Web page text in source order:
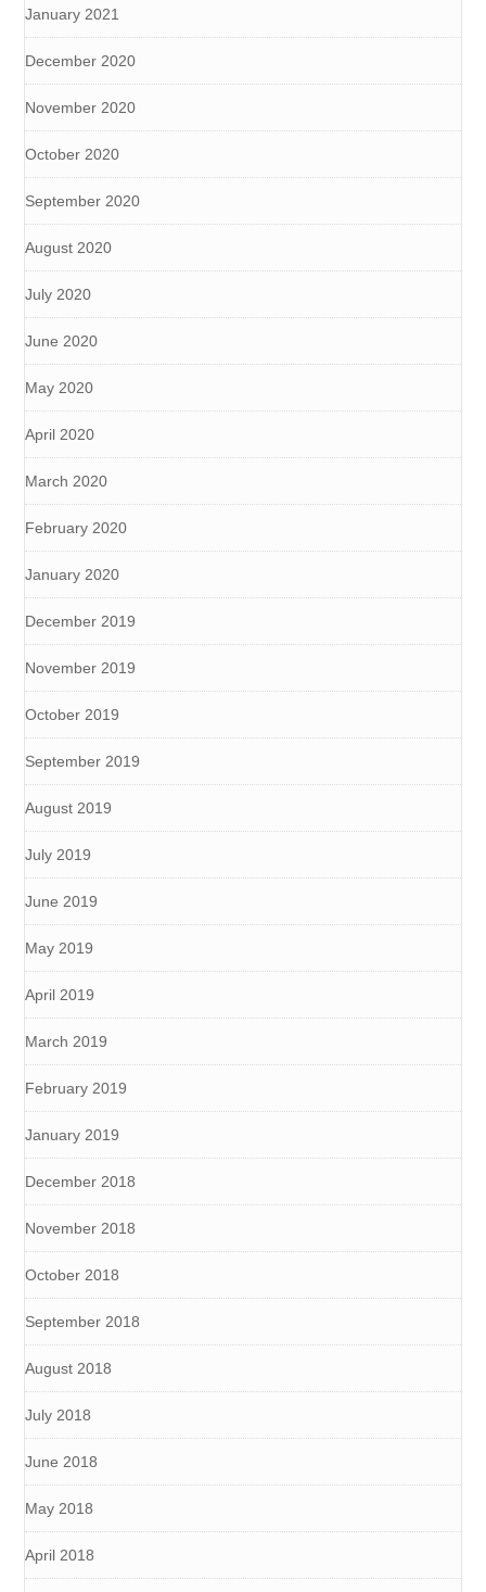
January 2021
December 2020
November 2020
October 2020
September 2020
August 2020
July 2020
June 2020
May 2020
April 2020
March 2020
February 2020
January 2020
December 2019
November 2019
October 2019
September 2019
August 2019
July 2019
June 2019
May 2019
April 2019
March 2019
February 2019
January 2019
December 2018
November 2018
October 2018
September 2018
August 2018
July 2018
June 2018
May 2018
April 2018